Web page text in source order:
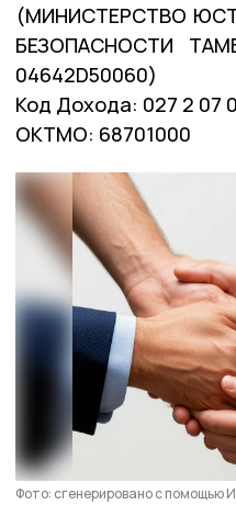
(МИНИСТЕРСТВО
БЕЗОПАСНОСТИ
04642D50060)
Код Дохода: 027 2 07
ОКТМО: 68701000
Фото: сгенерировано с помощью